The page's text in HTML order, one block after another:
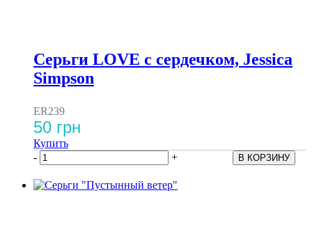
Серьги LOVE с сердечком, Jessica
Simpson
ER239
50 грн
Купить
-
+